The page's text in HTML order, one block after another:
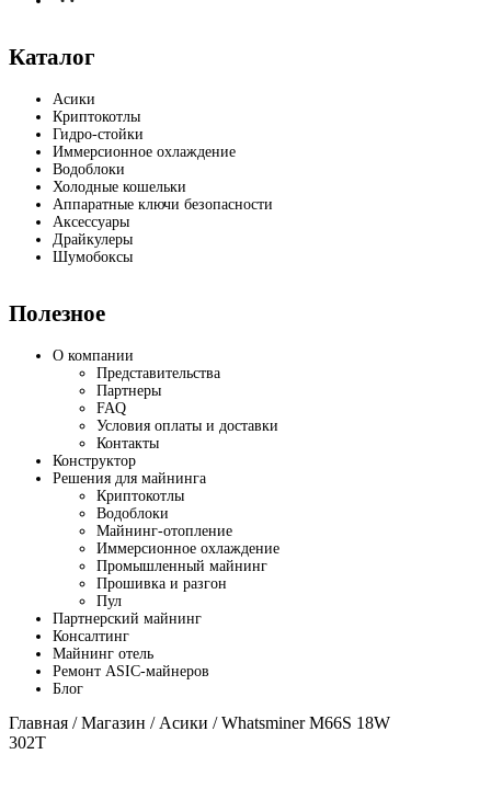
Каталог
Асики
Криптокотлы
Гидро-стойки
Иммерсионное охлаждение
Водоблоки
Холодные кошельки
Аппаратные ключи безопасности
Аксессуары
Драйкулеры
Шумобоксы
Полезное
О компании
Представительства
Партнеры
FAQ
Условия оплаты и доставки
Контакты
Конструктор
Решения для майнинга
Криптокотлы
Водоблоки
Майнинг-отопление
Иммерсионное охлаждение
Промышленный майнинг
Прошивка и разгон
Пул
Партнерский майнинг
Консалтинг
Майнинг отель
Ремонт ASIC-майнеров
Блог
Главная /Магазин / Асики / Whatsminer M66S 18W
302T